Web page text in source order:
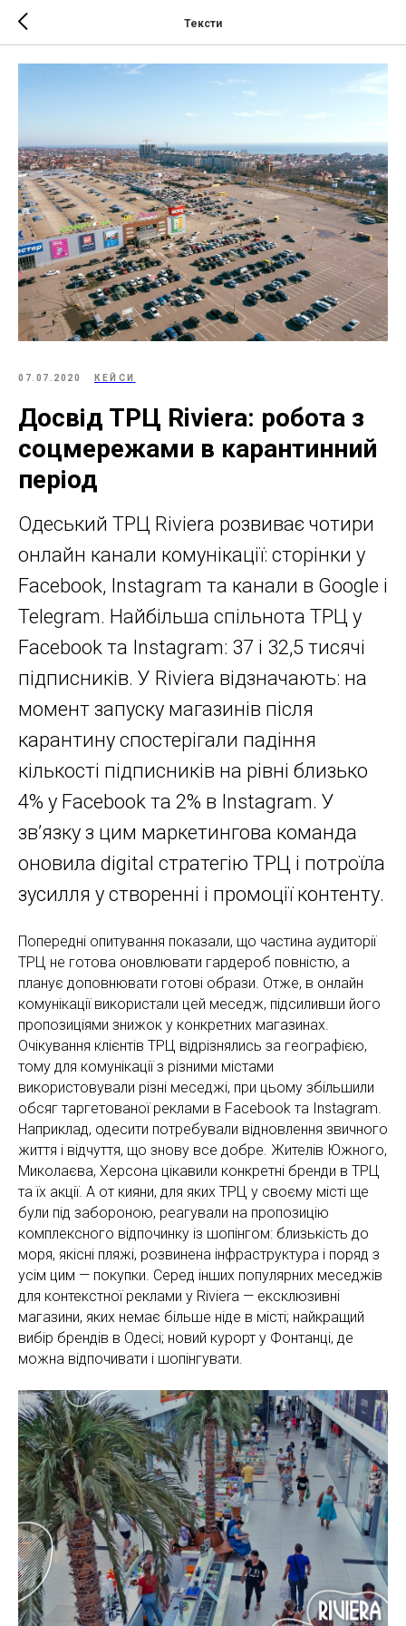
Тексти
07.07.2020 КЕЙСИ
Досвід ТРЦ Riviera: робота з
соцмережами в карантинний
період
Одеський ТРЦ Riviera розвиває чотири
онлайн канали комунікації: сторінки у
Facebook, Instagram та канали в Google і
Telegram. Найбільша спільнота ТРЦ у
Facebook та Instagram: 37 і 32,5 тисячі
підписників. У Riviera відзначають: на
момент запуску магазинів після
карантину спостерігали падіння
кількості підписників на рівні близько
4% у Facebook та 2% в Instagram. У
зв’язку з цим маркетингова команда
оновила digital стратегію ТРЦ і потроїла
зусилля у створенні і промоції контенту.
Попередні опитування показали, що частина аудиторії
ТРЦ не готова оновлювати гардероб повністю, а
планує доповнювати готові образи. Отже, в онлайн
комунікації використали цей меседж, підсиливши його
пропозиціями знижок у конкретних магазинах.
Очікування клієнтів ТРЦ відрізнялись за географією,
тому для комунікації з різними містами
використовували різні меседжі, при цьому збільшили
обсяг таргетованої реклами в Facebook та Instagram.
Наприклад, одесити потребували відновлення звичного
життя і відчуття, що знову все добре. Жителів Южного,
Миколаєва, Херсона цікавили конкретні бренди в ТРЦ
та їх акції. А от кияни, для яких ТРЦ у своєму місті ще
були під забороною, реагували на пропозицію
комплексного відпочинку із шопінгом: близькість до
моря, якісні пляжі, розвинена інфраструктура і поряд з
усім цим — покупки. Серед інших популярних меседжів
для контекстної реклами у Riviera — ексклюзивні
магазини, яких немає більше ніде в місті; найкращий
вибір брендів в Одесі; новий курорт у Фонтанці, де
можна відпочивати і шопінгувати.